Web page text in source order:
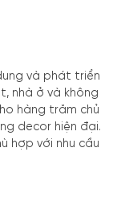
và phát triển
nhà ở và không
hàng trăm chủ
decor hiện đại.
hợp với nhu cầu